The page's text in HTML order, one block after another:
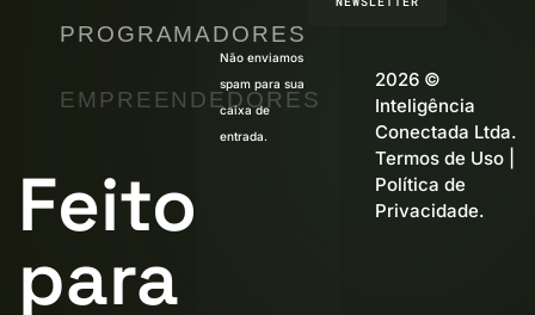
Feito
para
PROGRAMADORES
EMPREENDEDORES
Não enviamos
spam para sua
caixa de
entrada.
2026 ©
Inteligência
Conectada Ltda.
Termos de Uso|
Política de
Privacidade.